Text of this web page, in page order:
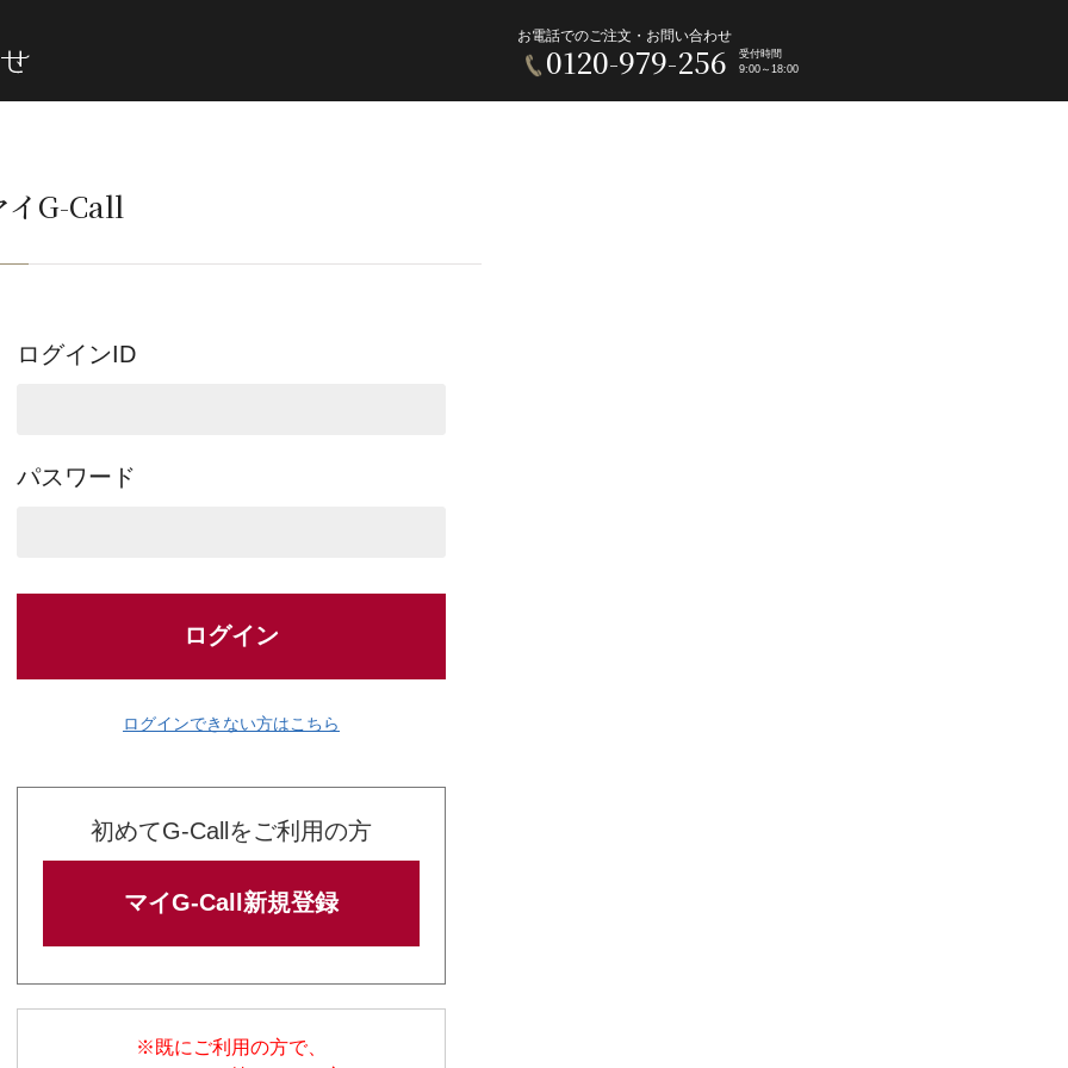
お電話でのご注文・お問い合わせ
0120-979-256
受付時間
9:00～18:00
イG-Call
ログインID
パスワード
ログイン
ログインできない方はこちら
初めてG-Callをご利用の方
マイG-Call新規登録
※既にご利用の方で、